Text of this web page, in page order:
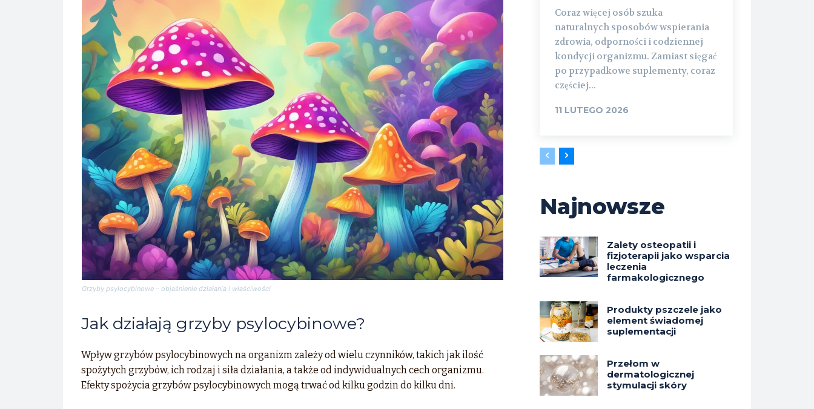
Grzyby psylocybinowe – objaśnienie działania i właściwości
Jak działają grzyby psylocybinowe?
Wpływ grzybów psylocybinowych na organizm zależy od wielu czynników, takich jak ilość
spożytych grzybów, ich rodzaj i siła działania, a także od indywidualnych cech organizmu.
Efekty spożycia grzybów psylocybinowych mogą trwać od kilku godzin do kilku dni.
Coraz więcej osób szuka
naturalnych sposobów wspierania
zdrowia, odporności i codziennej
kondycji organizmu. Zamiast sięgać
po przypadkowe suplementy, coraz
częściej...
11 LUTEGO 2026
Najnowsze
Zalety osteopatii i
fizjoterapii jako wsparcia
leczenia
farmakologicznego
Produkty pszczele jako
element świadomej
suplementacji
Przełom w
dermatologicznej
stymulacji skóry